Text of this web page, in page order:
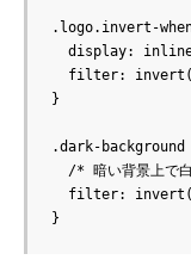
.logo.invert-
display:
filter:
}
.dark-
/* 暗い背景上で
filter: